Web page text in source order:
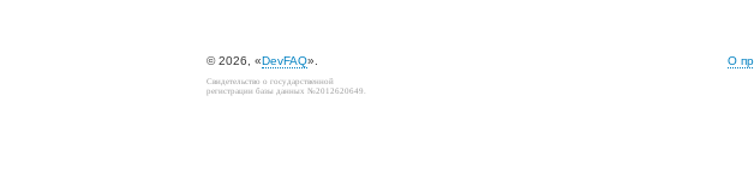
© 2026, «DevFAQ». О
Свидетельство о государственной
регистрации базы данных №2012620649.